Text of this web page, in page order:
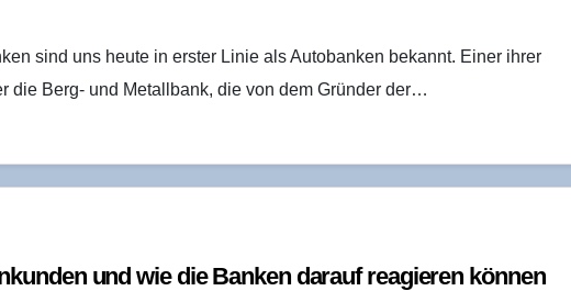
sind uns heute in erster Linie als Autobanken bekannt. Einer ihrer
die Berg- und Metallbank, die von dem Gründer der…
und wie die Ban­ken dar­auf reagie­ren können